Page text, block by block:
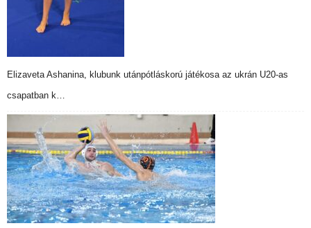
Elizaveta Ashanina, klubunk utánpótláskorú játékosa az ukrán U20-as
csapatban k…